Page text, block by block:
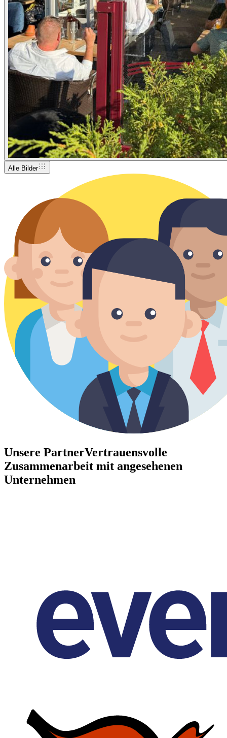
Alle Bilder
Unsere PartnerVertrauensvolle
Zusammenarbeit mit angesehenen
Unternehmen